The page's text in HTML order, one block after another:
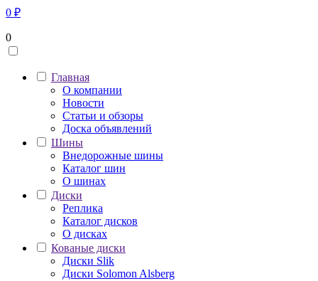
0 ₽
0
Главная
О компании
Новости
Статьи и обзоры
Доска объявлений
Шины
Внедорожные шины
Каталог шин
О шинах
Диски
Реплика
Каталог дисков
О дисках
Кованые диски
Диски Slik
Диски Solomon Alsberg